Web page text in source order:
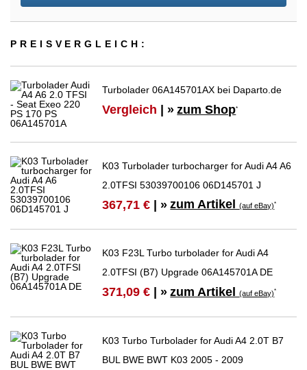
PREIS­VER­GLEICH:
Turbolader 06A145701AX bei Daparto.de
Vergleich | » zum Shop*
K03 Turbolader turbocharger for Audi A4 A6
2.0TFSI 53039700106 06D145701 J
367,71 € | » zum Artikel(auf eBay)*
K03 F23L Turbo turbolader for Audi A4
2.0TFSI (B7) Upgrade 06A145701A DE
371,09 € | » zum Artikel(auf eBay)*
K03 Turbo Turbolader for Audi A4 2.0T B7
BUL BWE BWT K03 2005 - 2009